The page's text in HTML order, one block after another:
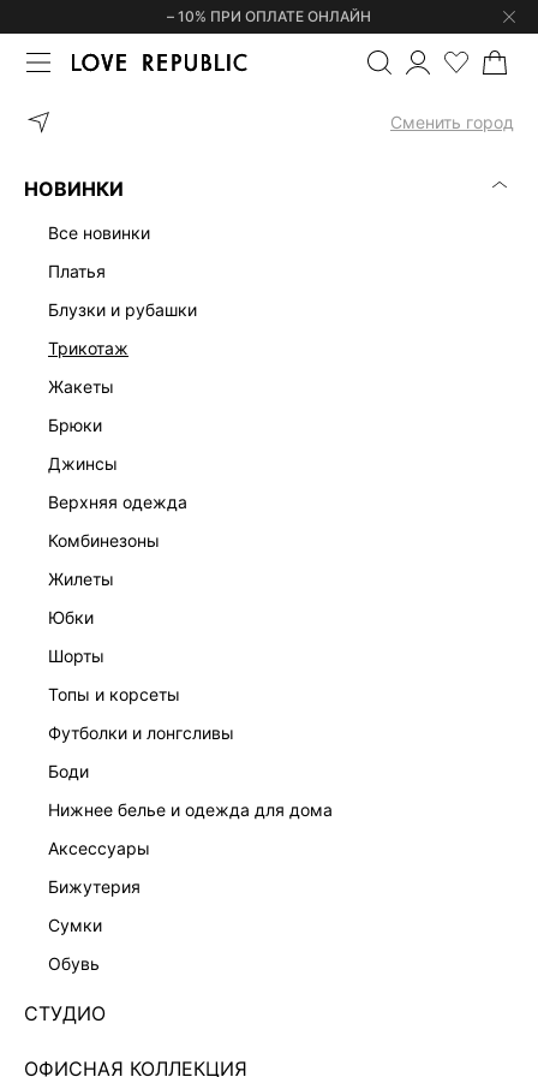
– 10% ПРИ ОПЛАТЕ ОНЛАЙН
Сменить город
НОВИНКИ
все новинки
платья
блузки и рубашки
трикотаж
жакеты
брюки
джинсы
верхняя одежда
комбинезоны
жилеты
юбки
шорты
топы и корсеты
футболки и лонгсливы
боди
нижнее белье и одежда для дома
аксессуары
бижутерия
сумки
обувь
СТУДИО
ОФИСНАЯ КОЛЛЕКЦИЯ
ГЛАВНАЯ ТВИДОВЫЙ ЖАКЕТ
ЭКСКЛЮЗИВНО ОНЛАЙН
ТВИДОВЫЙ ЖАКЕТ 5359226618-54
Нет в наличии
ЦВЕТ:СЕРЫЙ